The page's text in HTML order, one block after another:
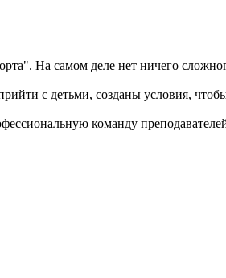
На самом деле нет ничего
детьми, созданы условия, чтобы
команду преподавателей,